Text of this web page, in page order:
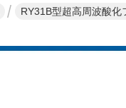
RY31B型超高周波酸化